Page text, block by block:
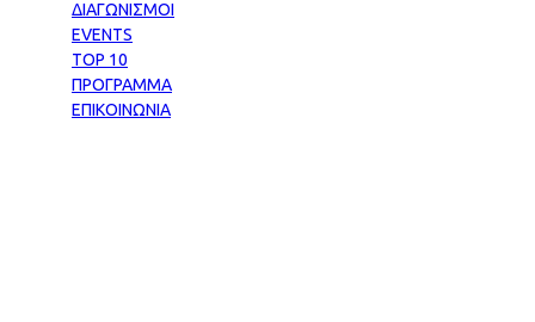
ΔΙΑΓΩΝΙΣΜΟΙ
EVENTS
TOP 10
ΠΡΟΓΡΑΜΜΑ
ΕΠΙΚΟΙΝΩΝΙΑ